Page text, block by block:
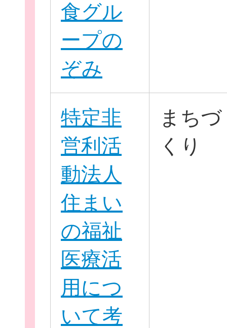
食グル
ープの
ぞみ
特定非
営利活
動法人
住まい
の福祉
医療活
用につ
いて考
まちづ
くり